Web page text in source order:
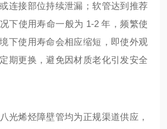
连接部位持续泄漏；软管达到推荐
下使用寿命一般为 1-2 年，频繁使
下使用寿命会相应缩短，即使外观
期更换，避免因材质老化引发安全
光烯烃障壁管均为正规渠道供应，